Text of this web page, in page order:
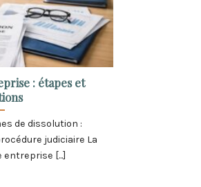
: étapes et
de dissolution :
judiciaire La
entreprise [...]